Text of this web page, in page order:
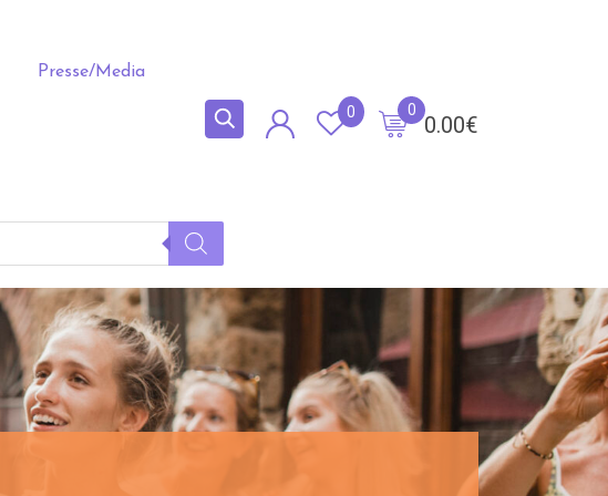
Presse/Media
0.00€
0
0